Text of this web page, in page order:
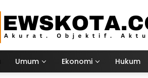
Umum Ekonomi Hukum